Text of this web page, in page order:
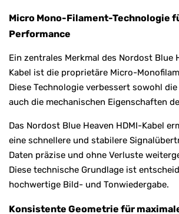
Micro Mono-Filament-Technologie
Performance
Ein zentrales Merkmal des Nordost Blue
Kabel ist die proprietäre Micro-
Diese Technologie verbessert sowohl
auch die mechanischen Eigenschaften
Das Nordost Blue Heaven HDMI-Kabel
eine schnellere und stabilere
Daten präzise und ohne Verluste
Diese technische Grundlage ist
hochwertige Bild- und Tonwiedergabe.
Konsistente Geometrie für